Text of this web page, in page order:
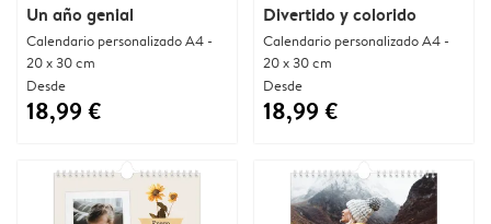
Un año genial
Calendario personalizado A4 -
20 x 30 cm
Desde
18,99 €
Divertido y colorido
Calendario personalizado A4 -
20 x 30 cm
Desde
18,99 €